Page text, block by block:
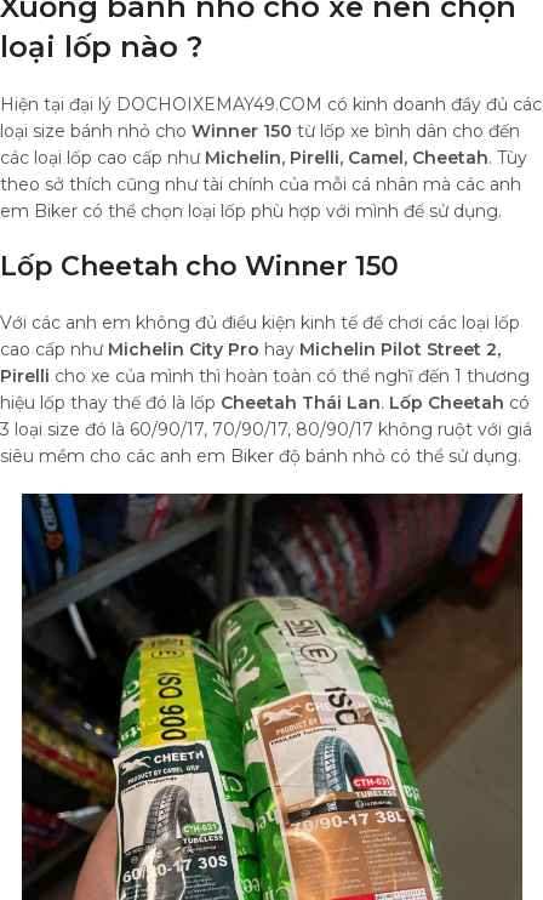
loại lốp nào ?
Hiện tại đại lý DOCHOIXEMAY49.COM có kinh doanh đầy đủ các
loại size bánh nhỏ cho Winner 150 từ lốp xe bình dân cho đến
các loại lốp cao cấp như Michelin, Pirelli, Camel, Cheetah. Tùy
theo sở thích cũng như tài chính của mỗi cá nhân mà các anh
em Biker có thể chọn loại lốp phù hợp với mình để sử dụng.
Lốp Cheetah cho Winner 150
Với các anh em không đủ điều kiện kinh tế để chơi các loại lốp
cao cấp nhưMichelin City Pro hay Michelin Pilot Street 2,
Pirelli cho xe của mình thì hoàn toàn có thể nghĩ đến 1 thương
hiệu lốp thay thế đó là lốp Cheetah Thái Lan. Lốp Cheetah có
3 loại size đó là 60/90/17, 70/90/17, 80/90/17 không ruột với giá
siêu mềm cho các anh em Biker độ bánh nhỏ có thể sử dụng.